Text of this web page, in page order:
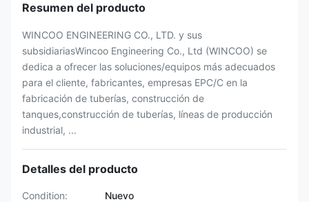
Resumen del producto
WINCOO ENGINEERING CO., LTD. y sus
subsidiariasWincoo Engineering Co., Ltd (WINCOO) se
dedica a ofrecer las soluciones/equipos más adecuados
para el cliente, fabricantes, empresas EPC/C en la
fabricación de tuberías, construcción de
tanques,construcción de tuberías, líneas de producción
industrial, ...
Detalles del producto
Condition:
Nuevo